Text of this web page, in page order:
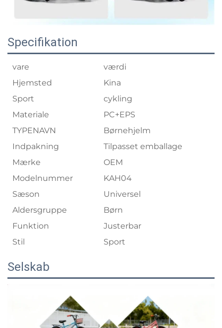
Specifikation
vare
værdi
Hjemsted
Kina
Sport
cykling
Materiale
PC+EPS
TYPENAVN
Børnehjelm
Indpakning
Tilpasset emballage
Mærke
OEM
Modelnummer
KAH04
Sæson
Universel
Aldersgruppe
Børn
Funktion
Justerbar
Stil
Sport
Selskab